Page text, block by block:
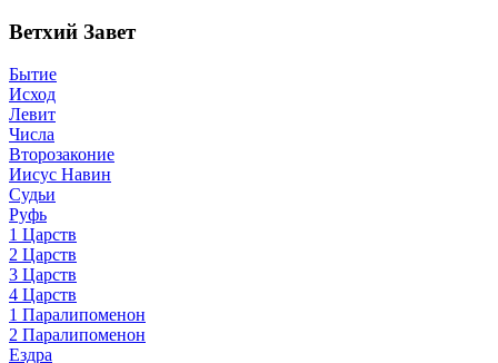
Ветхий Завет
Бытие
Исход
Левит
Числа
Второзаконие
Иисус Навин
Судьи
Руфь
1 Царств
2 Царств
3 Царств
4 Царств
1 Паралипоменон
2 Паралипоменон
Ездра